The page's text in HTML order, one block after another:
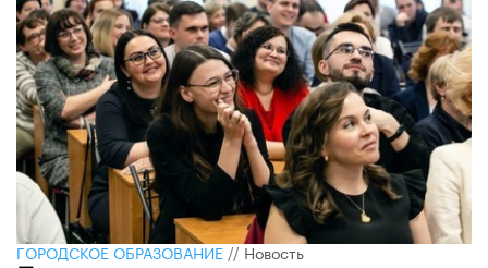
ГОРОДСКОЕ ОБРАЗОВАНИЕ//Новость